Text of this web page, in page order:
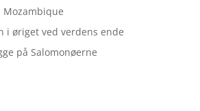
i øriget ved verdens ende
på Salomonøerne